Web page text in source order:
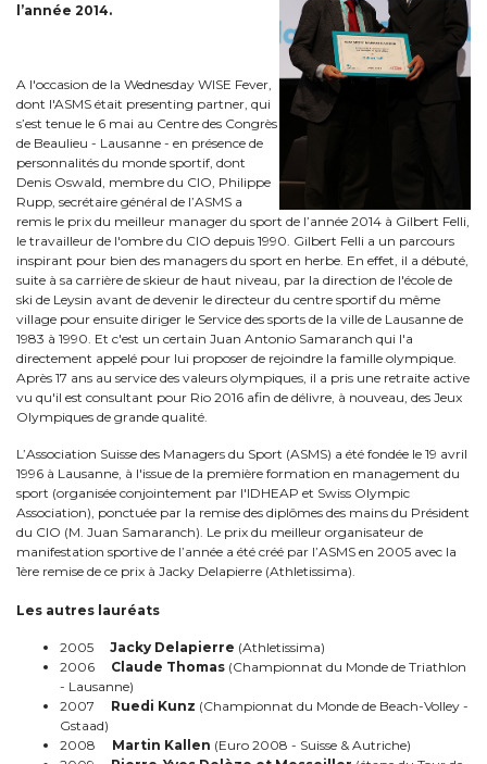
l’année 2014.
A l'occasion de la Wednesday WISE Fever,
dont l'ASMS était presenting partner, qui
s’est tenue le 6 mai au Centre des Congrès
de Beaulieu - Lausanne - en présence de
personnalités du monde sportif, dont
Denis Oswald, membre du CIO, Philippe
Rupp, secrétaire général de l’ASMS a
remis le prix du meilleur manager du sport de l’année 2014 à Gilbert Felli,
le travailleur de l'ombre du CIO depuis 1990. Gilbert Felli a un parcours
inspirant pour bien des managers du sport en herbe. En effet, il a débuté,
suite à sa carrière de skieur de haut niveau, par la direction de l'école de
ski de Leysin avant de devenir le directeur du centre sportif du même
village pour ensuite diriger le Service des sports de la ville de Lausanne de
1983 à 1990. Et c'est un certain Juan Antonio Samaranch qui l'a
directement appelé pour lui proposer de rejoindre la famille olympique.
Après 17 ans au service des valeurs olympiques, il a pris une retraite active
vu qu'il est consultant pour Rio 2016 afin de délivre, à nouveau, des Jeux
Olympiques de grande qualité.
L’Association Suisse des Managers du Sport (ASMS) a été fondée le 19 avril
1996 à Lausanne, à l'issue de la première formation en management du
sport (organisée conjointement par l'IDHEAP et Swiss Olympic
Association), ponctuée par la remise des diplômes des mains du Président
du CIO (M. Juan Samaranch). Le prix du meilleur organisateur de
manifestation sportive de l’année a été créé par l’ASMS en 2005 avec la
1ère remise de ce prix à Jacky Delapierre (Athletissima).
Les autres lauréats
2005 Jacky Delapierre (Athletissima)
2006
Claude Thomas (Championnat du Monde de Triathlon
- Lausanne)
2007
Ruedi Kunz (Championnat du Monde de Beach-Volley -
Gstaad)
2008
Martin Kallen (Euro 2008 - Suisse & Autriche)